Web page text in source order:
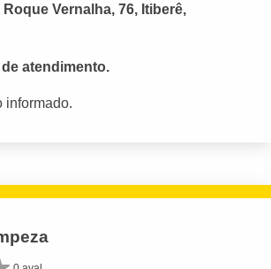
Vernalha, 76, Itiberê,
atendimento.
informado.